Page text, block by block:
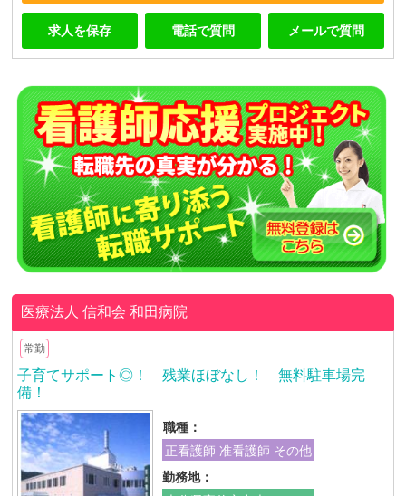
求人を保存 電話で質問 メールで質問
医療法人 信和会和田病院
常勤
子育てサポート◎！ 残業ほぼなし！ 無料駐車場完
備！
職種：
正看護師 准看護師 その他
勤務地：